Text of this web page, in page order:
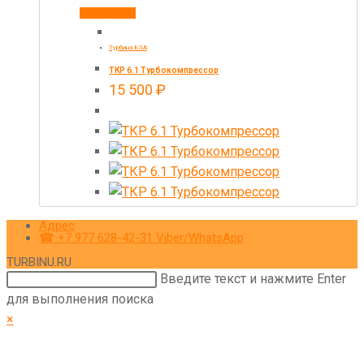
Турбина БЗА
ТКР 6.1 Турбокомпрессор
15 500 ₽
Адрес
☎ +7 977 628-42-31 Viber/WhatsApp
TURBINU.RU
Поиск
на
сайте
Введите текст и нажмите Enter
для выполнения поиска
×